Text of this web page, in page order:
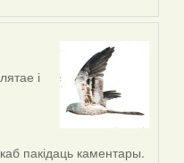
і
каб пакідаць каментары.